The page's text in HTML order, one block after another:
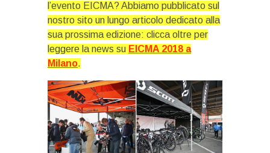
l’evento EICMA? Abbiamo pubblicato sul
nostro sito un lungo articolo dedicato alla
sua prossima edizione: clicca oltre per
leggere la news su EICMA 2018 a
Milano.